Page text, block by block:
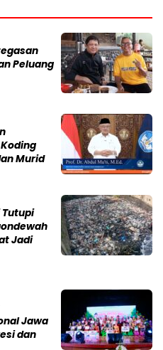
Peluang
Murid
Jadi
Jawa
dan